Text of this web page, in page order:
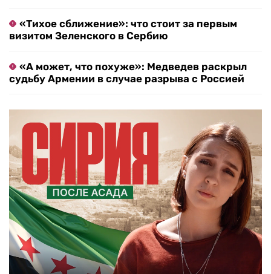
«Тихое сближение»: что стоит за первым
визитом Зеленского в Сербию
«А может, что похуже»: Медведев раскрыл
судьбу Армении в случае разрыва с Россией